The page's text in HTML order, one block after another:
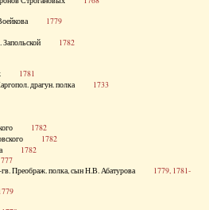
Воейкова 1779
Запольской 1782
1781
драгун. полка 1733
1782
1782
1782
гв. Преображ. полка, сын Н.В. Абатурова 1779, 1781-